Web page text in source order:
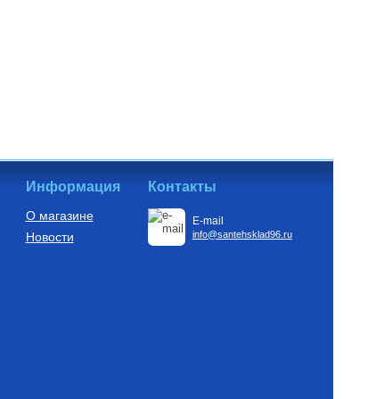
Информация
О магазине
Новости
Контакты
E-mail
info@santehsklad96.ru